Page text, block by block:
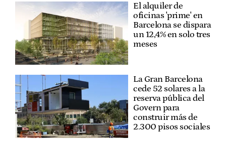
El alquiler de
oficinas 'prime' en
Barcelona se dispara
un 12,4% en solo tres
meses
La Gran Barcelona
cede 52 solares a la
reserva pública del
Govern para
construir más de
2.300 pisos sociales